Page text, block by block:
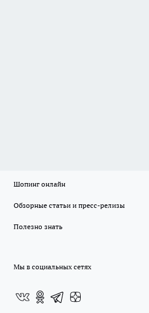
Шопинг онлайн
Обзорные статьи и пресс-релизы
Полезно знать
Мы в социальных сетях